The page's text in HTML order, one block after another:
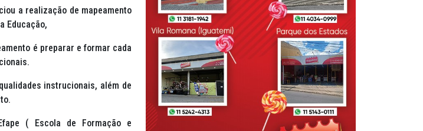
a realização de mapeamento
Educação,
é preparar e formar cada
instrucionais, além de
( Escola de Formação e